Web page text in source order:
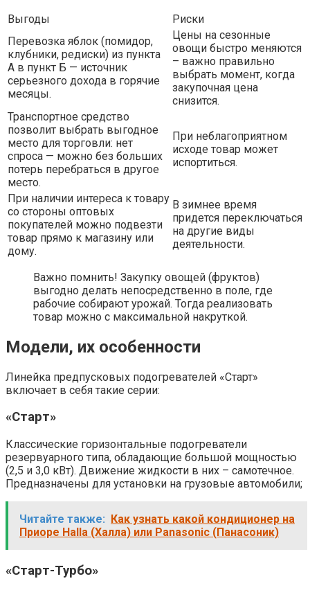
Выгоды
Риски
Перевозка яблок (помидор,
клубники, редиски) из пункта
А в пункт Б — источник
серьезного дохода в горячие
месяцы.
Цены на сезонные
овощи быстро меняются
– важно правильно
выбрать момент, когда
закупочная цена
снизится.
Транспортное средство
позволит выбрать выгодное
место для торговли: нет
спроса — можно без больших
потерь перебраться в другое
место.
При неблагоприятном
исходе товар может
испортиться.
При наличии интереса к товару
со стороны оптовых
покупателей можно подвезти
товар прямо к магазину или
дому.
В зимнее время
придется переключаться
на другие виды
деятельности.
Важно помнить! Закупку овощей (фруктов)
выгодно делать непосредственно в поле, где
рабочие собирают урожай. Тогда реализовать
товар можно с максимальной накруткой.
Модели, их особенности
Линейка предпусковых подогревателей «Старт»
включает в себя такие серии:
«Старт»
Классические горизонтальные подогреватели
резервуарного типа, обладающие большой мощностью
(2,5 и 3,0 кВт). Движение жидкости в них – самотечное.
Предназначены для установки на грузовые автомобили;
Читайте также:
Как узнать какой кондиционер на
Приоре Halla (Халла) или Panasonic (Панасоник)
«Старт-Турбо»